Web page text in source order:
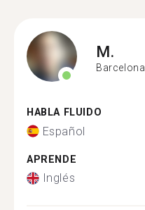
M.
Barcelona
HABLA FLUIDO
Español
APRENDE
Inglés